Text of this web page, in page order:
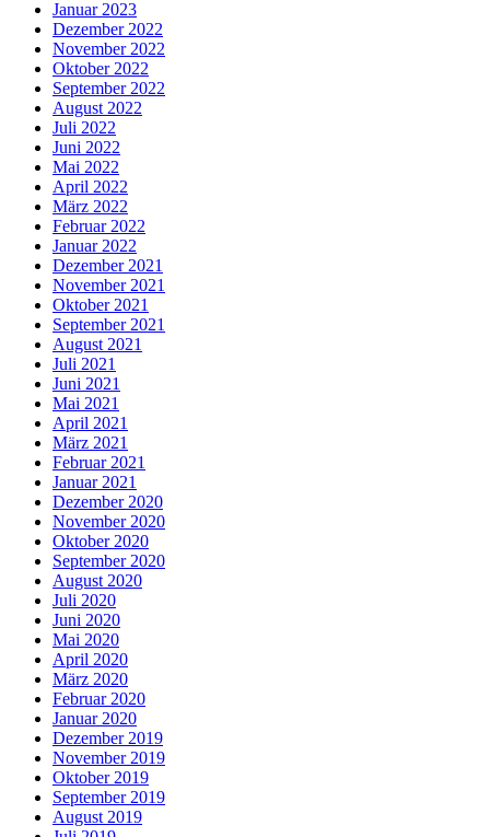
Januar 2023
Dezember 2022
November 2022
Oktober 2022
September 2022
August 2022
Juli 2022
Juni 2022
Mai 2022
April 2022
März 2022
Februar 2022
Januar 2022
Dezember 2021
November 2021
Oktober 2021
September 2021
August 2021
Juli 2021
Juni 2021
Mai 2021
April 2021
März 2021
Februar 2021
Januar 2021
Dezember 2020
November 2020
Oktober 2020
September 2020
August 2020
Juli 2020
Juni 2020
Mai 2020
April 2020
März 2020
Februar 2020
Januar 2020
Dezember 2019
November 2019
Oktober 2019
September 2019
August 2019